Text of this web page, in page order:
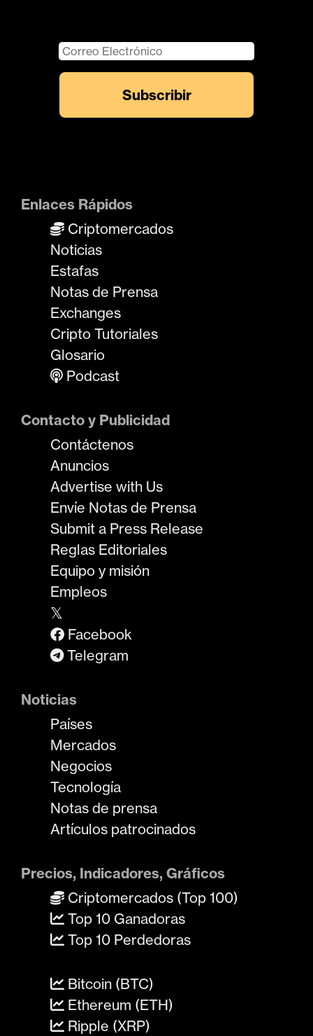
Enlaces Rápidos
Criptomercados
Noticias
Estafas
Notas de Prensa
Exchanges
Cripto Tutoriales
Glosario
Podcast
Contacto y Publicidad
Contáctenos
Anuncios
Advertise with Us
Envíe Notas de Prensa
Submit a Press Release
Reglas Editoriales
Equipo y misión
Empleos
𝕏
Facebook
Telegram
Noticias
Países
Mercados
Negocios
Tecnología
Notas de prensa
Artículos patrocinados
Precios, Indicadores, Gráficos
Criptomercados (Top 100)
Top 10 Ganadoras
Top 10 Perdedoras
Bitcoin (BTC)
Ethereum (ETH)
Ripple (XRP)